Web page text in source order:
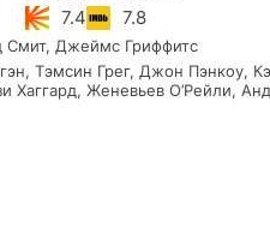
7.4 7.8
Джеймс Гриффитс
Тэмсин Грег, Джон Пэнкоу,
Женевьев О’Рейли,